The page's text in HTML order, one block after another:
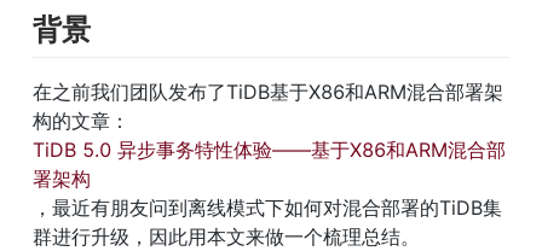
背景
在之前我们团队发布了TiDB基于X86和ARM混合部署架
构的文章：
TiDB 5.0 异步事务特性体验——基于X86和ARM混合部
署架构
，最近有朋友问到离线模式下如何对混合部署的TiDB集
群进行升级，因此用本文来做一个梳理总结。